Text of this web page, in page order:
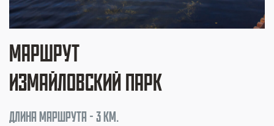
МАРШРУТ
ИЗМАЙЛОВСКИЙ ПАРК
ДЛИНА МАРШРУТА - 3 КМ.